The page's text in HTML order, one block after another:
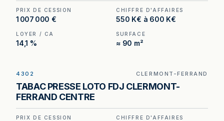
PRIX DE CESSION
1 007 000 €
CHIFFRE D'AFFAIRES
550 K€ à 600 K€
LOYER / CA
14,1 %
SURFACE
≈ 90 m²
Ferrand — loyer annuel de 9 580 € pour un
volume d'affaires de 450 000 à 500 000 € hors
taxes.
4302 CLERMONT-FERRAND
TABAC PRESSE LOTO FDJ CLERMONT-
FERRAND CENTRE
PRIX DE CESSION CHIFFRE D'AFFAIRES